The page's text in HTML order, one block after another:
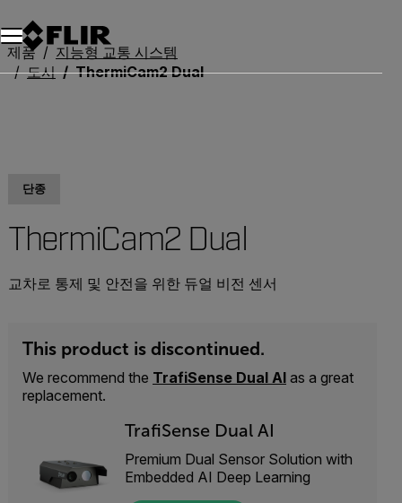
제품
지능형 교통 시스템
도시
ThermiCam2 Dual
단종
ThermiCam2 Dual
교차로 통제 및 안전을 위한 듀얼 비전 센서
This product is discontinued.
We recommend the TrafiSense Dual AI as a great
replacement.
TrafiSense Dual AI
Premium Dual Sensor Solution with
Embedded AI Deep Learning